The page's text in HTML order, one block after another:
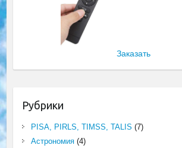
Заказать
Рубрики
PISA, PIRLS, TIMSS, TALIS (7)
Астрономия(4)